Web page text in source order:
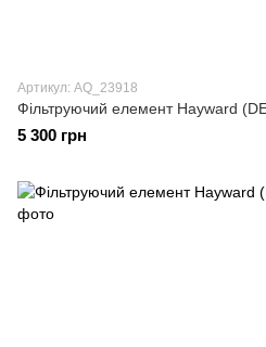
Артикул: AQ_23918
Фільтруючий елемент Hayward
5 300 грн